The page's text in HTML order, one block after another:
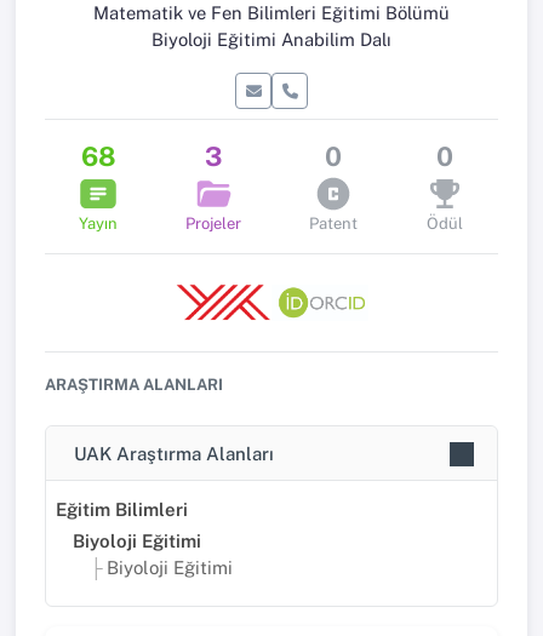
Matematik ve Fen Bilimleri Eğitimi Bölümü
Biyoloji Eğitimi Anabilim Dalı
68
Yayın
3
Projeler
0
Patent
0
Ödül
ARAŞTIRMA ALANLARI
UAK Araştırma Alanları
Eğitim Bilimleri
Biyoloji Eğitimi
Biyoloji Eğitimi